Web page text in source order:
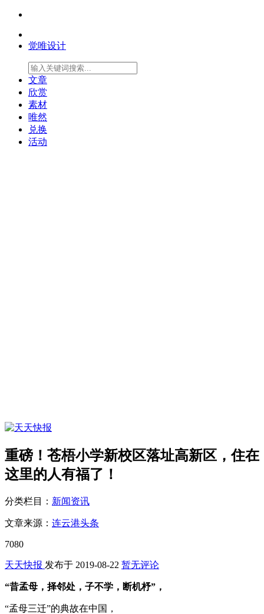
觉唯设计
文章
欣赏
素材
唯然
兑换
活动
重磅！苍梧小学新校区落址高新区，住在
这里的人有福了！
分类栏目： 新闻资讯
文章来源： 连云港头条
7080
天天快报 发布于 2019-08-22 暂无评论
“昔孟母，择邻处，子不学，断机杼”，
“孟母三迁”的典故在中国，